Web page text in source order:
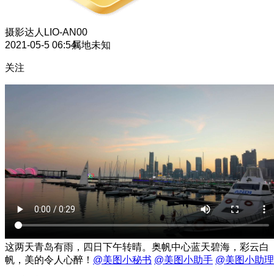
摄影达人 LIO-AN00
2021-05-5 06:54属地未知
关注
这两天青岛有雨，四日下午转晴。奥帆中心蓝天碧海，彩云白
帆，美的令人心醉！ @美图小秘书 @美图小助手 @美图小助理